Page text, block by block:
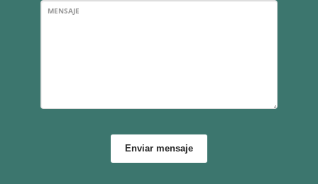
MENSAJE
Enviar mensaje